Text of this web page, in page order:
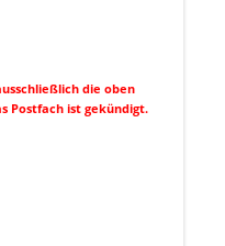
die oben
Postfach ist gekündigt.